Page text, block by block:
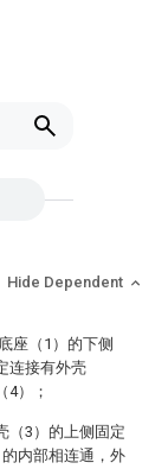
Hide Dependent
座（1）的下侧
连接有外壳
4）；
（3）的上侧固定
内部相连通，外